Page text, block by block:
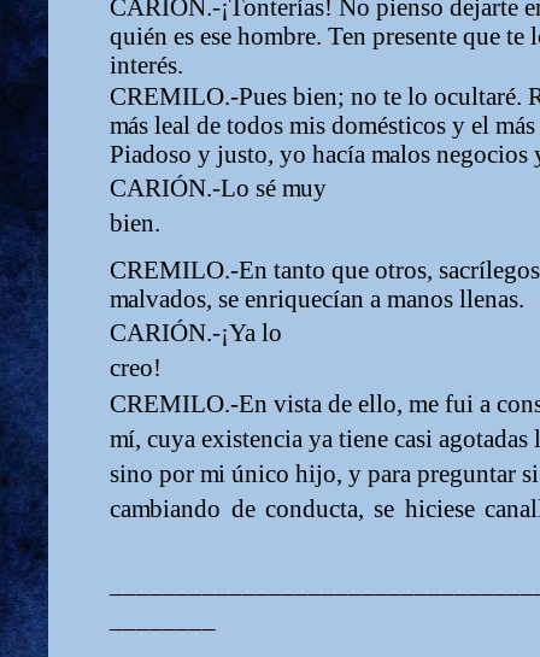
CARIÓN.-¡Tonterías! No pienso dejarte
quién es ese hombre. Ten presente que
interés.
CREMILO.-Pues bien; no te lo ocultaré.
más leal de todosmis domésticos y el más
Piadoso y justo, yo hacía malos negocios
CARIÓN.-Lo sé muy
bien.
CREMILO.-En tanto que otros,
malvados, se enriquecían amanos llenas.
CARIÓN.-¡Ya lo
creo!
CREMILO.-En vista de ello, me fui a
mí, cuya existencia ya tiene casi agotadas
sino por mi único hijo, y para preguntar si
cambiando de conducta, se hiciese